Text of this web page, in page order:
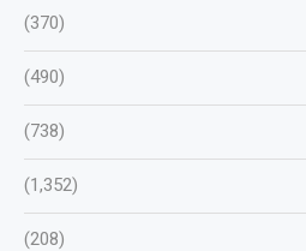
(370)
(490)
(738)
(1,352)
(208)